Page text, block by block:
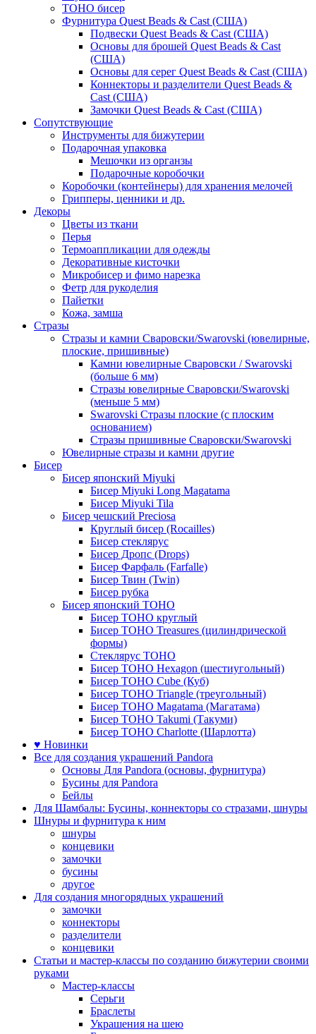
TOHO бисер
Фурнитура Quest Beads & Cast (США)
Подвески Quest Beads & Cast (США)
Основы для брошей Quest Beads & Cast
(США)
Основы для серег Quest Beads & Cast (США)
Коннекторы и разделители Quest Beads &
Cast (США)
Замочки Quest Beads & Cast (США)
Сопутствующие
Инструменты для бижутерии
Подарочная упаковка
Мешочки из органзы
Подарочные коробочки
Коробочки (контейнеры) для хранения мелочей
Грипперы, ценники и др.
Декоры
Цветы из ткани
Перья
Термоаппликации для одежды
Декоративные кисточки
Микробисер и фимо нарезка
Фетр для рукоделия
Пайетки
Кожа, замша
Стразы
Стразы и камни Сваровски/Swarovski (ювелирные,
плоские, пришивные)
Камни ювелирные Сваровски / Swarovski
(больше 6 мм)
Стразы ювелирные Сваровски/Swarovski
(меньше 5 мм)
Swarovski Стразы плоские (с плоским
основанием)
Стразы пришивные Сваровски/Swarovski
Ювелирные стразы и камни другие
Бисер
Бисер японский Miyuki
Бисер Miyuki Long Magatama
Бисер Miyuki Tila
Бисер чешский Preciosa
Круглый бисер (Rocailles)
Бисер стеклярус
Бисер Дропс (Drops)
Бисер Фарфаль (Farfalle)
Бисер Твин (Twin)
Бисер рубка
Бисер японский TOHO
Бисер TOHO круглый
Бисер TOHO Treasures (цилиндрической
формы)
Стеклярус TOHO
Бисер TOHO Hexagon (шестиугольный)
Бисер TOHO Cube (Куб)
Бисер TOHO Triangle (треугольный)
Бисер TOHO Magatama (Магатама)
Бисер TOHO Takumi (Такуми)
Бисер TOHO Charlotte (Шарлотта)
♥ Новинки
Все для создания украшений Pandora
Основы Для Pandora (основы, фурнитура)
Бусины для Pandora
Бейлы
Для Шамбалы: Бусины, коннекторы со стразами, шнуры
Шнуры и фурнитура к ним
шнуры
концевики
замочки
бусины
другое
Для создания многорядных украшений
замочки
коннекторы
разделители
концевики
Статьи и мастер-классы по созданию бижутерии своими
руками
Мастер-классы
Серьги
Браслеты
Украшения на шею